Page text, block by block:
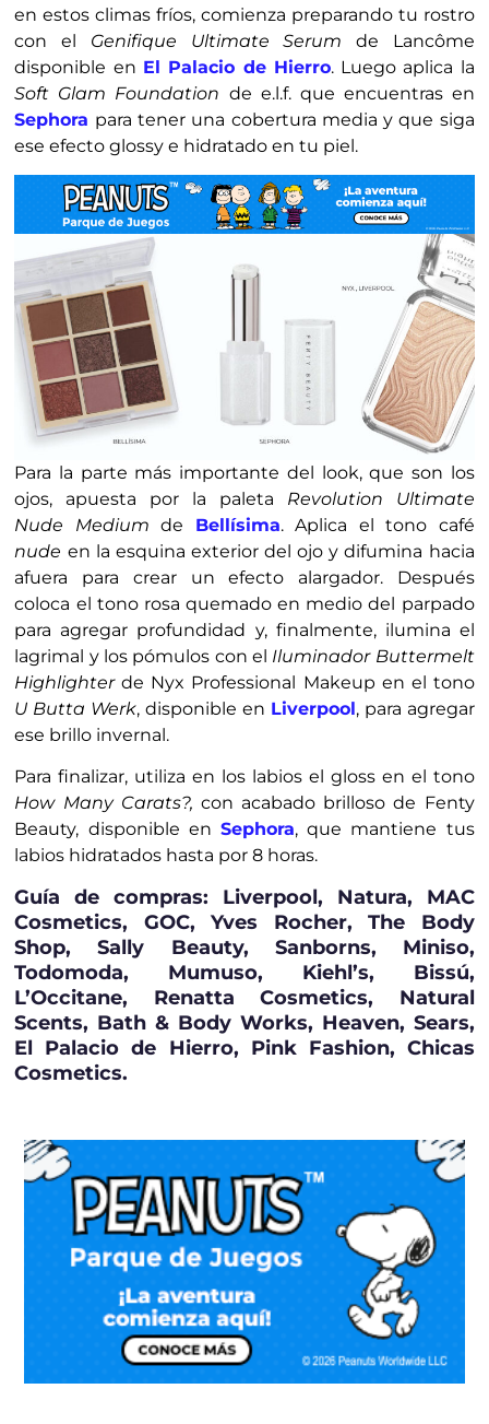
en estos climas fríos, comienza preparando tu rostro
con el Genifique Ultimate Serum de Lancôme
disponible en El Palacio de Hierro. Luego aplica la
Soft Glam Foundation de e.l.f. que encuentras en
Sephora para tener una cobertura media y que siga
ese efecto glossy e hidratado en tu piel.
Para la parte más importante del look, que son los
ojos, apuesta por la paleta Revolution Ultimate
Nude Medium de Bellísima. Aplica el tono café
nude en la esquina exterior del ojo y difumina hacia
afuera para crear un efecto alargador. Después
coloca el tono rosa quemado en medio del parpado
para agregar profundidad y, finalmente, ilumina el
lagrimal y los pómulos con el Iluminador Buttermelt
Highlighterde Nyx Professional Makeup en el tono
U Butta Werk, disponible en Liverpool, para agregar
ese brillo invernal.
Para finalizar, utiliza en los labios el gloss en el tono
How Many Carats?, con acabado brilloso de Fenty
Beauty, disponible en Sephora, que mantiene tus
labios hidratados hasta por 8 horas.
Guía de compras: Liverpool, Natura, MAC
Cosmetics, GOC, Yves Rocher, The Body
Shop, Sally Beauty, Sanborns, Miniso,
Todomoda, Mumuso, Kiehl’s, Bissú,
L’Occitane, Renatta Cosmetics, Natural
Scents, Bath & Body Works, Heaven, Sears,
El Palacio de Hierro, Pink Fashion, Chicas
Cosmetics.